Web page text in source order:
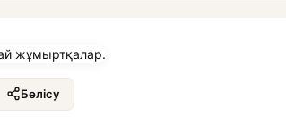
Бөлісу